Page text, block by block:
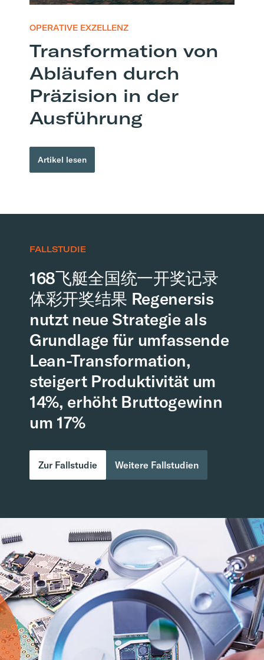
OPERATIVE EXZELLENZ
Transformation von
Abläufen durch
Präzision in der
Ausführung
Artikel lesen
FALLSTUDIE
168飞艇全国统一开奖记录
体彩开奖结果 Regenersis
nutzt neue Strategie als
Grundlage für umfassende
Lean-Transformation,
steigert Produktivität um
14%, erhöht Bruttogewinn
um 17%
Zur Fallstudie Weitere Fallstudien